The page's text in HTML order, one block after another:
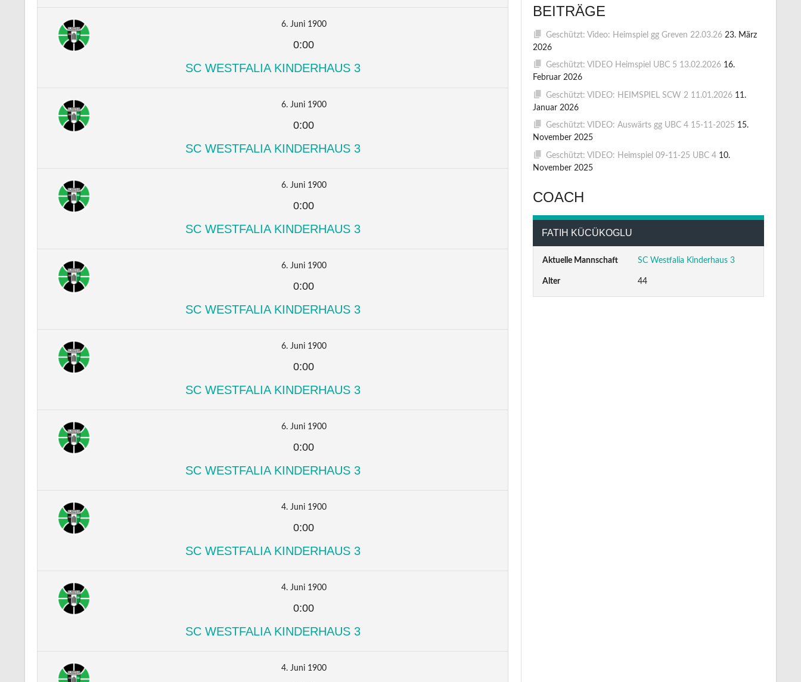
6. Juni 1900
0:00
SC WESTFALIA KINDERHAUS 3
6. Juni 1900
0:00
SC WESTFALIA KINDERHAUS 3
6. Juni 1900
0:00
SC WESTFALIA KINDERHAUS 3
6. Juni 1900
0:00
SC WESTFALIA KINDERHAUS 3
6. Juni 1900
0:00
SC WESTFALIA KINDERHAUS 3
6. Juni 1900
0:00
SC WESTFALIA KINDERHAUS 3
4. Juni 1900
0:00
SC WESTFALIA KINDERHAUS 3
4. Juni 1900
0:00
SC WESTFALIA KINDERHAUS 3
4. Juni 1900
BEITRÄGE
Geschützt: Video: Heimspiel gg Greven 22.03.26 23. März
2026
Geschützt: VIDEO Heimspiel UBC 5 13.02.2026 16.
Februar 2026
Geschützt: VIDEO: HEIMSPIEL SCW 2 11.01.2026 11.
Januar 2026
Geschützt: VIDEO: Auswärts gg UBC 4 15-11-2025 15.
November 2025
Geschützt: VIDEO: Heimspiel 09-11-25 UBC 4 10.
November 2025
COACH
FATIH KÜCÜKOGLU
Aktuelle Mannschaft SC Westfalia Kinderhaus 3
Alter 44